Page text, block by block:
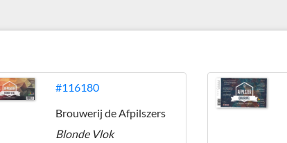
#116180
Brouwerij de Afpilszers
Blonde Vlok